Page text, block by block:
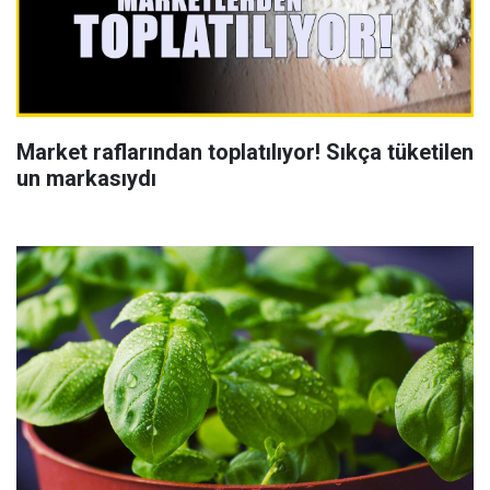
Market raflarından toplatılıyor! Sıkça tüketilen
un markasıydı